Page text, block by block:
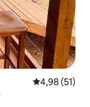
4,98 de uma
4,98 (51)